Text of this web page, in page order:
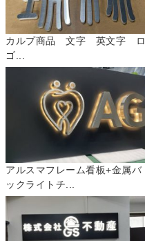
カルプ商品 文字 英文字 ロ
ゴ...
アルスマフレーム看板+金属バ
ックライトチ...